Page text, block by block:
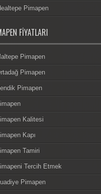
Pimapen
FIYATLARI
Pimapen
Pimapen
Pimapen
Kalitesi
Kapı
Tamiri
Tercih Etmek
Pimapen